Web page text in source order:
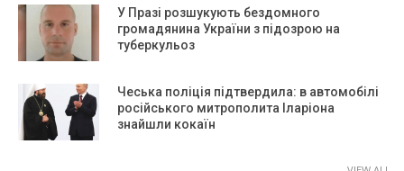
У Празі розшукують бездомного
громадянина України з підозрою на
туберкульоз
Чеська поліція підтвердила: в автомобілі
російського митрополита Іларіона
знайшли кокаїн